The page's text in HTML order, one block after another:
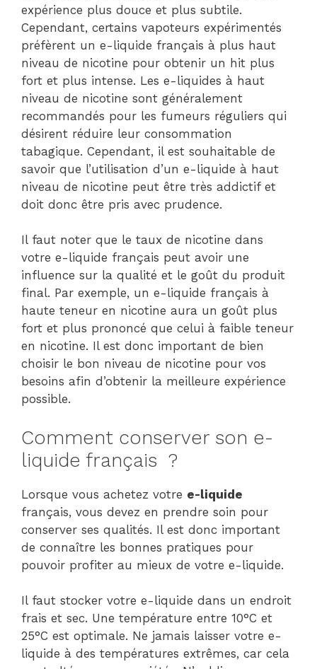
expérience plus douce et plus subtile.
Cependant, certains vapoteurs expérimentés
préfèrent un e-liquide français à plus haut
niveau de nicotine pour obtenir un hit plus
fort et plus intense. Les e-liquides à haut
niveau de nicotine sont généralement
recommandés pour les fumeurs réguliers qui
désirent réduire leur consommation
tabagique. Cependant, il est souhaitable de
savoir que l’utilisation d’un e-liquide à haut
niveau de nicotine peut être très addictif et
doit donc être pris avec prudence.
Il faut noter que le taux de nicotine dans
votre e-liquide français peut avoir une
influence sur la qualité et le goût du produit
final. Par exemple, un e-liquide français à
haute teneur en nicotine aura un goût plus
fort et plus prononcé que celui à faible teneur
en nicotine. Il est donc important de bien
choisir le bon niveau de nicotine pour vos
besoins afin d’obtenir la meilleure expérience
possible.
Comment conserver son e-
liquide français ?
Lorsque vous achetez votre e-liquide
français, vous devez en prendre soin pour
conserver ses qualités. Il est donc important
de connaître les bonnes pratiques pour
pouvoir profiter au mieux de votre e-liquide.
Il faut stocker votre e-liquide dans un endroit
frais et sec. Une température entre 10°C et
25°C est optimale. Ne jamais laisser votre e-
liquide à des températures extrêmes, car cela